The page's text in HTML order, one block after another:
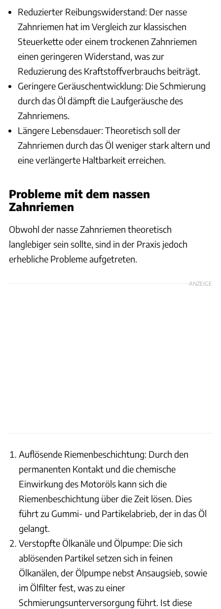
Reduzierter Reibungswiderstand: Der nasse
Zahnriemen hat im Vergleich zur klassischen
Steuerkette oder einem trockenen Zahnriemen
einen geringeren Widerstand, was zur
Reduzierung des Kraftstoffverbrauchs beiträgt.
Geringere Geräuschentwicklung: Die Schmierung
durch das Öl dämpft die Laufgeräusche des
Zahnriemens.
Längere Lebensdauer: Theoretisch soll der
Zahnriemen durch das Öl weniger stark altern und
eine verlängerte Haltbarkeit erreichen.
Probleme mit dem nassen
Zahnriemen
Obwohl der nasse Zahnriemen theoretisch
langlebiger sein sollte, sind in der Praxis jedoch
erhebliche Probleme aufgetreten.
ANZEIGE
Auflösende Riemenbeschichtung: Durch den
permanenten Kontakt und die chemische
Einwirkung des Motoröls kann sich die
Riemenbeschichtung über die Zeit lösen. Dies
führt zu Gummi- und Partikelabrieb, der in das Öl
gelangt.
Verstopfte Ölkanäle und Ölpumpe: Die sich
ablösenden Partikel setzen sich in feinen
Ölkanälen, der Ölpumpe nebst Ansaugsieb, sowie
im Ölfilter fest, was zu einer
Schmierungsunterversorgung führt. Ist diese